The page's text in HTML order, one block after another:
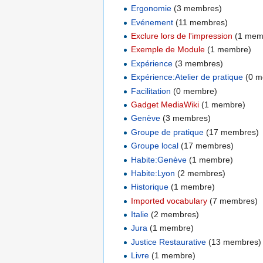
Ergonomie ‏‎ (3 membres)
Evénement ‏‎ (11 membres)
Exclure lors de l'impression (1
Exemple de Module ‏‎ (1 membre)
Expérience ‏‎ (3 membres)
Expérience:Atelier de pratique (0
Facilitation ‏‎ (0 membre)
Gadget MediaWiki ‏‎ (1 membre)
Genève ‏‎ (3 membres)
Groupe de pratique ‏‎ (17 membres)
Groupe local ‏‎ (17 membres)
Habite:Genève ‏‎ (1 membre)
Habite:Lyon ‏‎ (2 membres)
Historique ‏‎ (1 membre)
Imported vocabulary ‏‎ (7 membres)
Italie ‏‎ (2 membres)
Jura ‏‎ (1 membre)
Justice Restaurative ‏‎ (13 membres)
Livre ‏‎ (1 membre)